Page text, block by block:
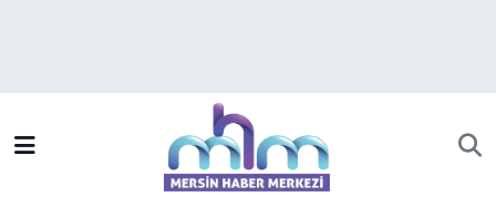
Mersin Trafik Yoğunluk Haritası
Süper Lig Puan Durumu ve Fikstür